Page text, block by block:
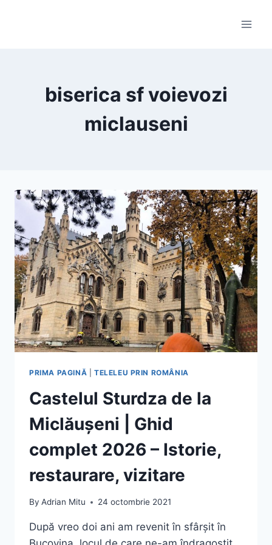
biserica sf voievozi
miclauseni
PRIMA PAGINĂ TELELEU PRIN ROMÂNIA
Castelul Sturdza de la
Miclăușeni | Ghid
complet 2026 – Istorie,
restaurare, vizitare
By Adrian Mitu 24 octombrie 2021
După vreo doi ani am revenit în sfârșit în